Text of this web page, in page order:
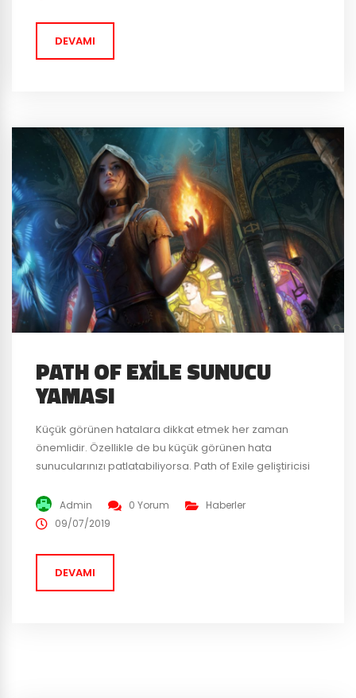
tarikata geri dönüş...
DEVAMI
PATH OF EXILE SUNUCU
YAMASI
Küçük görünen hatalara dikkat etmek her zaman
önemlidir. Özellikle de bu küçük görünen hata
sunucularınızı patlatabiliyorsa. Path of Exile geliştiricisi
fakat sunucu performansını ciddi şekilde
etkileyebilecek hatayı düzeltti. Yamada ayrıca
tüketen bir hata daha tespit edilip düzeltildi. Tüm yama
notlarına...
Admin 0 Yorum
Haberler
09/07/2019
DEVAMI